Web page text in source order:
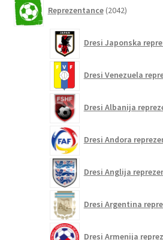
Reprezentance 2042izdelkov
Dresi Japonska
Dresi Venezuela
Dresi Albanija
Dresi Andora
Dresi Anglija
Dresi Argentina
Dresi Armenija